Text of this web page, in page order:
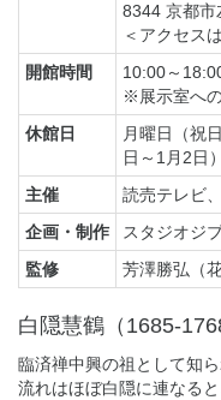
8344 京都市
＜アクセスは
開館時間
10:00～
※展示室へ
休館日
月曜日（祝
日～1月2日）
主催
読売テレビ
企画・制作
スタジオジ
監修
芳澤勝弘（
白隠慧鶴（1685-
臨済禅中興の祖として知
流れはほぼ白隠に連なる